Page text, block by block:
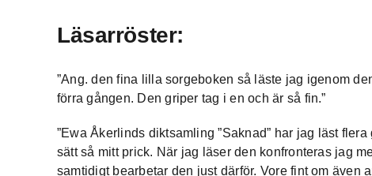
Läsarröster:
”Ang. den fina lilla sorgeboken så läste jag igenom
förra gången. Den griper tag i en och är så fin.”
”Ewa Åkerlinds diktsamling ”Saknad” har jag läst
sätt så mitt prick. När jag läser den konfronteras jag
samtidigt bearbetar den just därför. Vore fint om även